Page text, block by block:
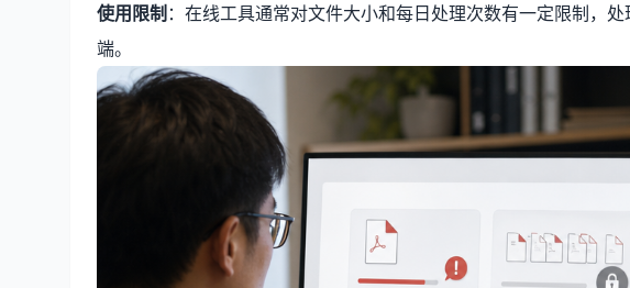
使用限制 ：在线工具通常对文件大小和每日处理次数有一定限制，
端。